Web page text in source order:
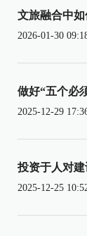
文旅融合中
2026-01-30
做好“五个必
2025-12-29
投资于人对
2025-12-25